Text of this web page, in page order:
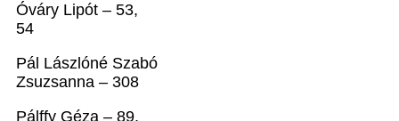
Óváry Lipót – 53,
54
Pál Lászlóné Szabó
Zsuzsanna – 308
Pálffy Géza – 89,